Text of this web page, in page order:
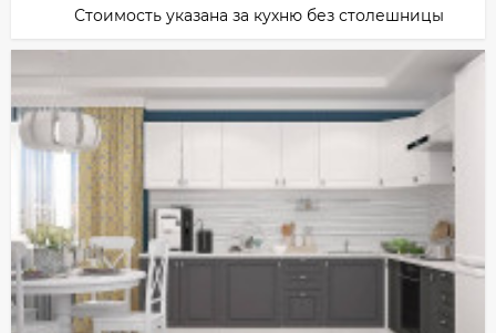
Стоимость указана за кухню без столешницы